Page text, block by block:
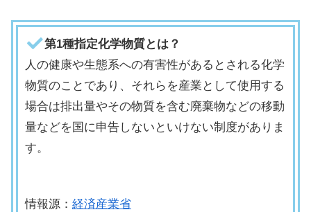
第1種指定化学物質とは？
人の健康や生態系への有害性があるとされる化学
物質のことであり、それらを産業として使用する
場合は排出量やその物質を含む廃棄物などの移動
量などを国に申告しないといけない制度がありま
す。
情報源： 経済産業省